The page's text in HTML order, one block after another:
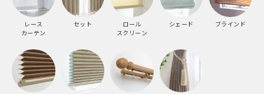
レース
カーテン
セット
ロール
スクリーン
シェード ブラインド